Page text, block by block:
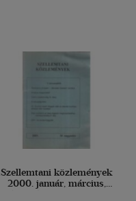
Szellemtani közlemények
2000. január, március,